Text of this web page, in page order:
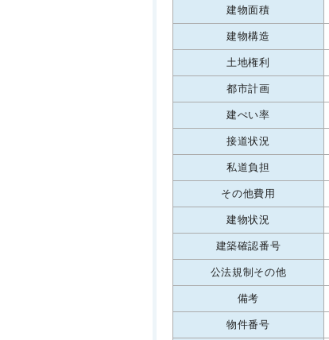
建物面積
建物構造
土地権利
都市計画
建ぺい率
接道状況
私道負担
その他費用
建物状況
建築確認番号
公法規制その他
備考
物件番号